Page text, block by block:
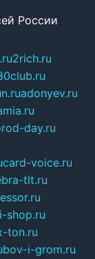
России
2rich.ru
adonyev.ru
day.ru
card-voice.ru
tlt.ru
shop.ru
ton.ru
i-grom.ru